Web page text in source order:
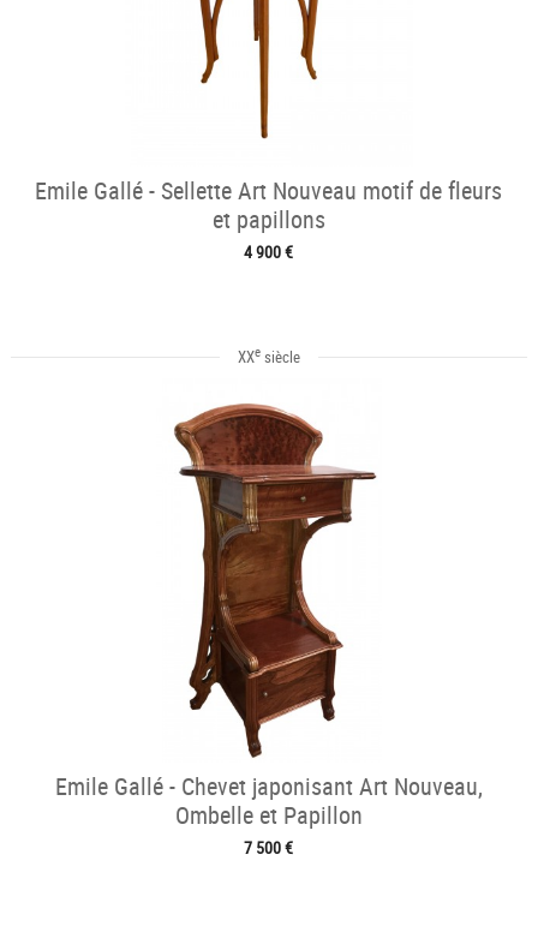
Emile Gallé - Sellette Art Nouveau motif de fleurs
et papillons
4 900 €
XXesiècle
Emile Gallé - Chevet japonisant Art Nouveau,
Ombelle et Papillon
7 500 €